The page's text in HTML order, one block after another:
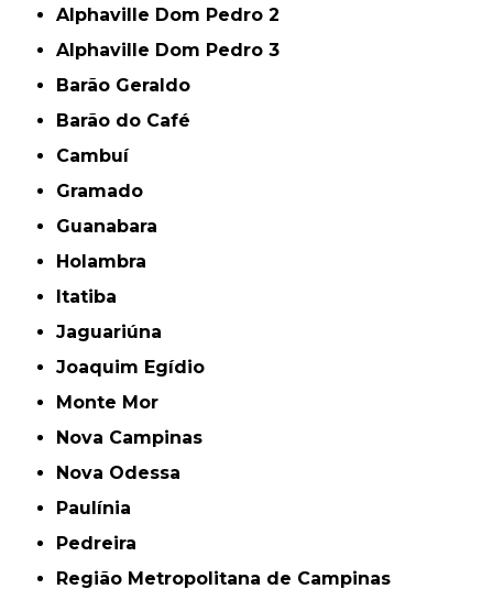
Alphaville Dom Pedro 2
Alphaville Dom Pedro 3
Barão Geraldo
Barão do Café
Cambuí
Gramado
Guanabara
Holambra
Itatiba
Jaguariúna
Joaquim Egídio
Monte Mor
Nova Campinas
Nova Odessa
Paulínia
Pedreira
Região Metropolitana de Campinas